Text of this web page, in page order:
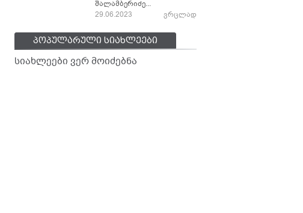
შალამბერიძე...
29.06.2023
ვრცლად
პოპულარული სიახლეები
სიახლეები ვერ მოიძებნა